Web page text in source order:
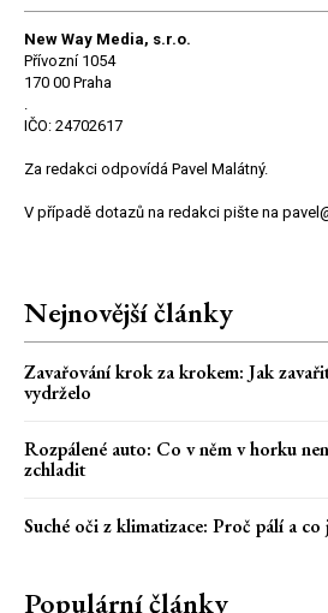
New Way Media, s.r.o.
Přívozní 1054
170 00 Praha
.
IČO: 24702617
Za redakci odpovídá Pavel Malátný.
V případě dotazů na redakci pište na
Nejnovější články
Zavařování krok za krokem: Jak
vydrželo
Rozpálené auto: Co v něm v horku
zchladit
Suché oči z klimatizace: Proč pálí a
Populární články